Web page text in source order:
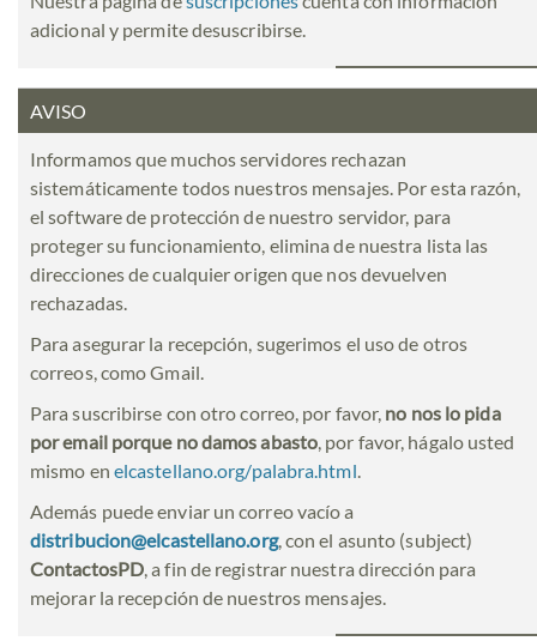
adicional y permite desuscribirse.
AVISO
Informamos que muchos servidores rechazan
sistemáticamente todos nuestros mensajes. Por esta razón,
el software de protección de nuestro servidor, para
proteger su funcionamiento, elimina de nuestra lista las
direcciones de cualquier origen que nos devuelven
rechazadas.
Para asegurar la recepción, sugerimos el uso de otros
correos, como Gmail.
Para suscribirse con otro correo, por favor, no nos lo pida
por email porque no damos abasto, por favor, hágalo usted
mismo en elcastellano.org/palabra.html.
Además puede enviar un correo vacío a
distribucion@elcastellano.org, con el asunto (subject)
ContactosPD, a fin de registrar nuestra dirección para
mejorar la recepción de nuestros mensajes.